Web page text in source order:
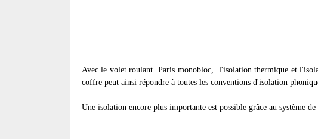
Avec le volet roulant
Paris monobloc, l'isolation thermique et
coffre peut ainsi répondre à toutes les conventions d'isolation
Une isolation encore plus importante est possible grâce au système